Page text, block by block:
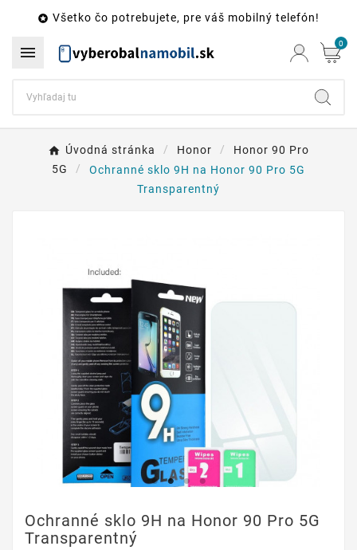
 Všetko čo potrebujete, pre váš mobilný telefón!
 0
Úvodná stránka Honor
Honor 90 Pro
5G
Ochranné sklo 9H na Honor 90 Pro 5G
Transparentný
Ochranné sklo 9H na Honor 90 Pro 5G
Transparentný